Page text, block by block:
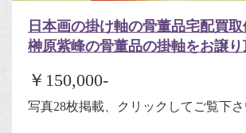
日本画の掛け軸の骨董品宅配買取
榊原紫峰の骨董品の掛軸をお譲り
￥150,000-
写真28枚掲載、クリックしてご覧下さ